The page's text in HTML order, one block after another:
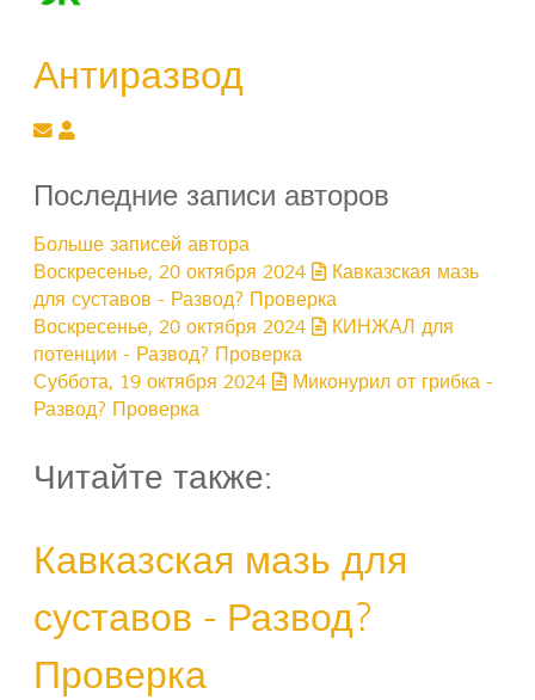
Антиразвод
Подписаться на обновление автора
Антиразвод
Последние записи авторов
Больше записей автора
Воскресенье, 20 октября 2024
Кавказская мазь
для суставов - Развод? Проверка
Воскресенье, 20 октября 2024
КИНЖАЛ для
потенции - Развод? Проверка
Суббота, 19 октября 2024
Миконурил от грибка -
Развод? Проверка
Читайте также:
Кавказская мазь для
суставов - Развод?
Проверка